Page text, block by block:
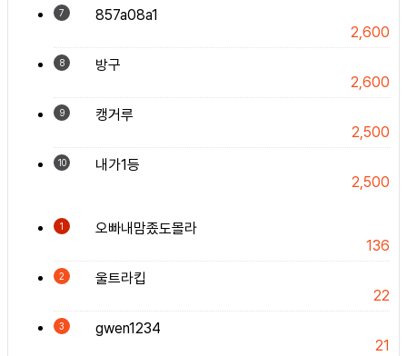
7
857a08a1
2,600
8
방구
2,600
9
캥거루
2,500
10
내가1등
2,500
1
오빠내맘좄도몰라
136
2
울트라킵
22
3
gwen1234
21